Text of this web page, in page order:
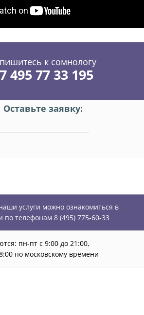
к сомнологу
495 77 33 195
Оставьте заявку:
услуги можно ознакомиться в
по телефонам 8 (495) 775-60-33
пн-пт с 9:00 до 21:00,
по московскому времени